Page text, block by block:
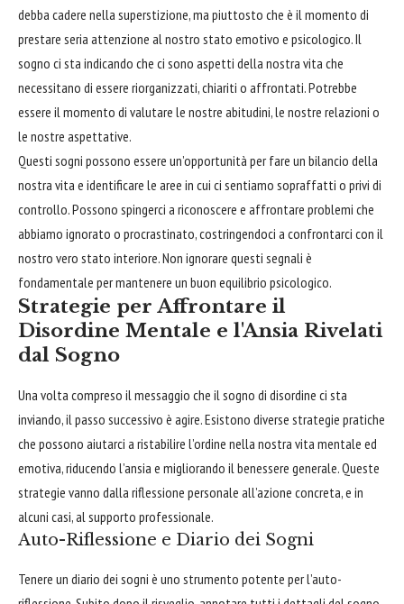
debba cadere nella superstizione, ma piuttosto che è il momento di
prestare seria attenzione al nostro stato emotivo e psicologico. Il
sogno ci sta indicando che ci sono aspetti della nostra vita che
necessitano di essere riorganizzati, chiariti o affrontati. Potrebbe
essere il momento di valutare le nostre abitudini, le nostre relazioni o
le nostre aspettative.
Questi sogni possono essere un’opportunità per fare un bilancio della
nostra vita e identificare le aree in cui ci sentiamo sopraffatti o privi di
controllo. Possono spingerci a riconoscere e affrontare problemi che
abbiamo ignorato o procrastinato, costringendoci a confrontarci con il
nostro vero stato interiore. Non ignorare questi segnali è
fondamentale per mantenere un buon equilibrio psicologico.
Strategie per Affrontare il
Disordine Mentale e l'Ansia Rivelati
dal Sogno
Una volta compreso il messaggio che il sogno di disordine ci sta
inviando, il passo successivo è agire. Esistono diverse strategie pratiche
che possono aiutarci a ristabilire l’ordine nella nostra vita mentale ed
emotiva, riducendo l’ansia e migliorando il benessere generale. Queste
strategie vanno dalla riflessione personale all’azione concreta, e in
alcuni casi, al supporto professionale.
Auto-Riflessione e Diario dei Sogni
Tenere un diario dei sogni è uno strumento potente per l’auto-